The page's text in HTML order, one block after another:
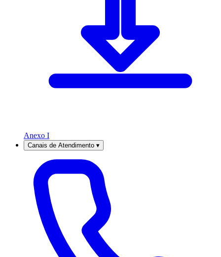
Anexo I
Canais de Atendimento ▾